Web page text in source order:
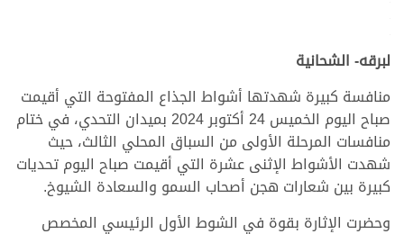
لبرقه- الشحانية
منافسة كبيرة شهدتها أشواط الجذاع المفتوحة التي أقيمت
صباح اليوم الخميس 24 أكتوبر 2024 بميدان التحدي، في ختام
منافسات المرحلة الأولى من السباق المحلي الثالث، حيث
شهدت الأشواط الإثنى عشرة التي أقيمت صباح اليوم تحديات
كبيرة بين شعارات هجن أصحاب السمو والسعادة الشيوخ.
وحضرت الإثارة بقوة في الشوط الأول الرئيسي المخصص